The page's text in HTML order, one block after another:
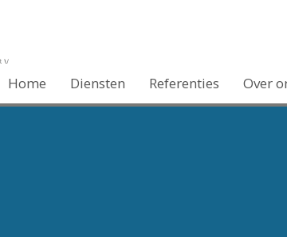
Home Diensten Referenties Over